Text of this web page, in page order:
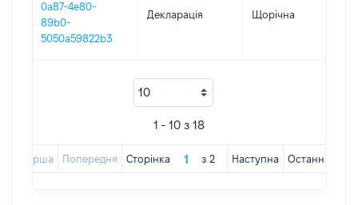
0a87-4e80-
89b0-
5050a59822b3
Декларація Щорічна
1 - 10 з 18
Перша Попередня Сторінка з 2 Наступна Остання